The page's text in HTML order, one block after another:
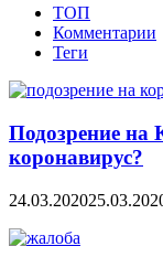
ТОП
Комментарии
Теги
Подозрение
коронавирус?
24.03.2020